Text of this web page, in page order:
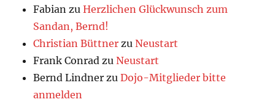
Fabian zuHerzlichen Glückwunsch zum
Sandan, Bernd!
Christian Büttner zuNeustart
Frank Conrad zuNeustart
Bernd Lindner zuDojo-Mitglieder bitte
anmelden